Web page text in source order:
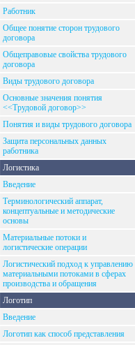
Работник
Общее понятие сторон трудового
договора
Общеправовые свойства трудового
договора
Виды трудового договора
Основные значения понятия
<<Трудовой договор>>
Понятия и виды трудового договора
Защита персональных данных
работника
Логистика
Введение
Терминологический аппарат,
концептуальные и методические
основы
Материальные потоки и
логистические операции
Логистический подход к управлению
материальными потоками в сферах
производства и обращения
Логотип
Введение
Логотип как способ представления